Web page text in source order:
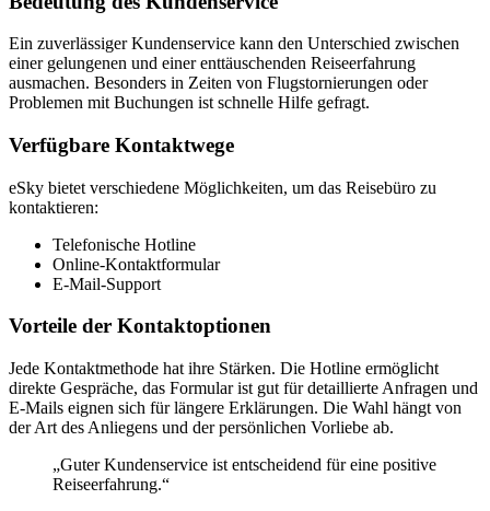
Ein zuverlässiger Kundenservice kann den Unterschied zwischen
einer gelungenen und einer enttäuschenden Reiseerfahrung
ausmachen. Besonders in Zeiten von Flugstornierungen oder
Problemen mit Buchungen ist schnelle Hilfe gefragt.
Verfügbare Kontaktwege
eSky bietet verschiedene Möglichkeiten, um das Reisebüro zu
kontaktieren:
Telefonische Hotline
Online-Kontaktformular
E-Mail-Support
Vorteile der Kontaktoptionen
Jede Kontaktmethode hat ihre Stärken. Die Hotline ermöglicht
direkte Gespräche, das Formular ist gut für detaillierte Anfragen und
E-Mails eignen sich für längere Erklärungen. Die Wahl hängt von
der Art des Anliegens und der persönlichen Vorliebe ab.
„Guter Kundenservice ist entscheidend für eine positive
Reiseerfahrung.“